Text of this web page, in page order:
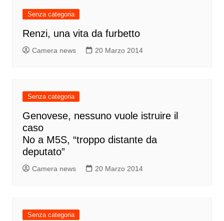
Senza categoria
Renzi, una vita da furbetto
Camera news 20 Marzo 2014
Senza categoria
Genovese, nessuno vuole istruire il
caso
No a M5S, “troppo distante da
deputato”
Camera news 20 Marzo 2014
Senza categoria